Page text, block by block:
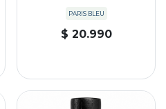
PARIS BLEU
$ 20.990